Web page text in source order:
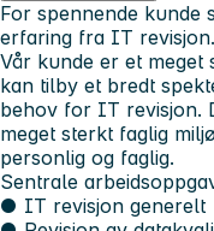
For spennende kunde
erfaring fra IT revisjon.
Vår kunde er et meget
kan tilby et bredt
behov for IT revisjon.
meget sterkt faglig
personlig og faglig.
Sentrale
● IT revisjon generelt